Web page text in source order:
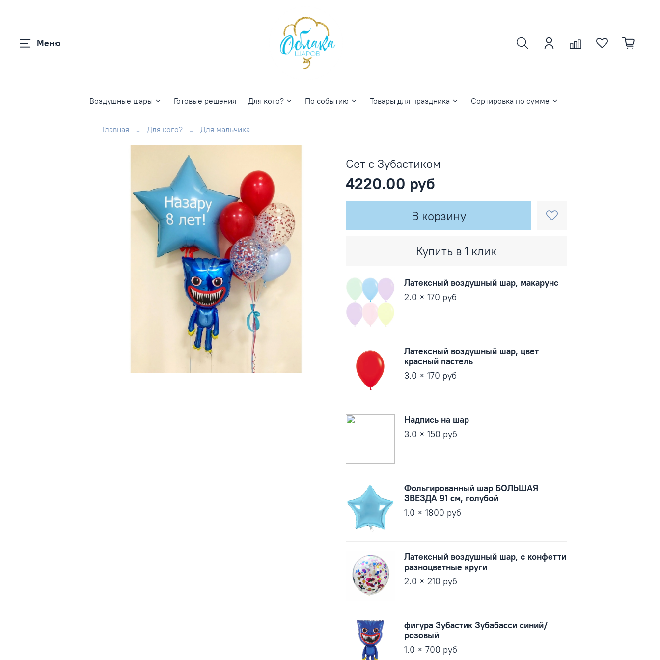
Меню
Воздушные шары Готовые решения Для кого? По событию Товары для праздника Сортировка по сумме
Главная Для кого? Для мальчика
Сет с Зубастиком
4220.00 руб
В корзину
Купить в 1 клик
Латексный воздушный шар, макарунс
2.0 × 170 руб
Латексный воздушный шар, цвет
красный пастель
3.0 × 170 руб
Надпись на шар
3.0 × 150 руб
Фольгированный шар БОЛЬШАЯ
ЗВЕЗДА 91 см, голубой
1.0 × 1800 руб
Латексный воздушный шар, с конфетти
разноцветные круги
2.0 × 210 руб
фигура Зубастик Зубабасси синий/
розовый
1.0 × 700 руб